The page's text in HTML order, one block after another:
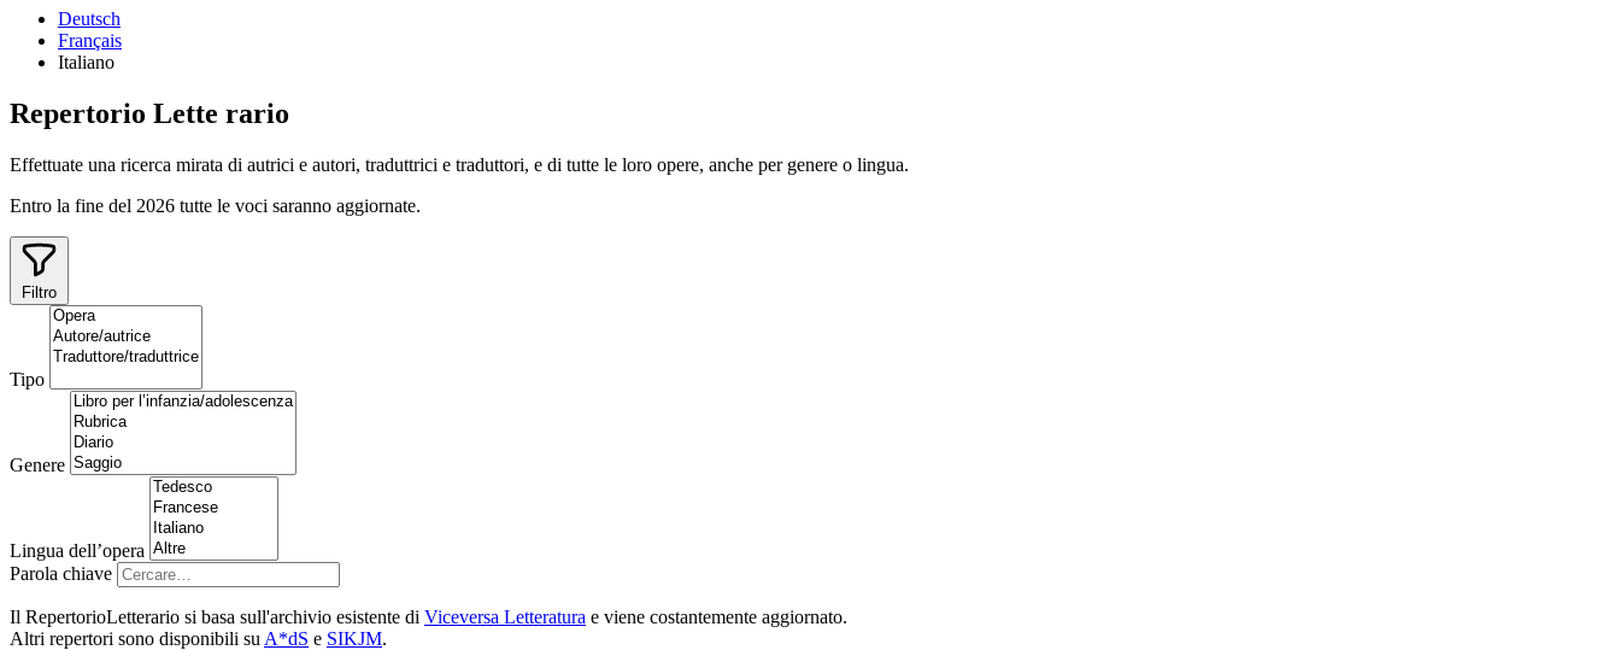
Deutsch
Français
Italiano
Repertorio Lette rario
Effettuate una ricerca mirata di autrici e autori, traduttrici e traduttori, e di tutte le loro opere, anche per genere o lingua.
Entro la fine del 2026 tutte le voci saranno aggiornate.
Filtro
Tipo
Genere
Lingua dell’opera
Parola chiave
Il RepertorioLetterario si basa sull'archivio esistente di Viceversa Letteratura e viene costantemente aggiornato.
Altri repertori sono disponibili su A*dS e SIKJM.